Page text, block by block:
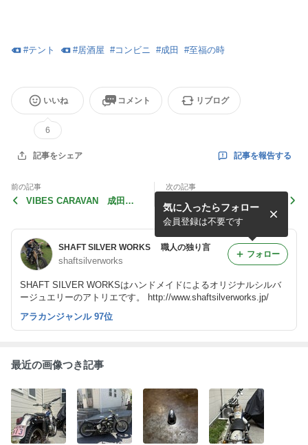
#テント #居酒屋 #コンビニ #成田 #至福の時
いいね
6
コメント リブログ
記事をシェア 記事を報告する
前の記事
VIBES CARAVAN 成田・
次の記事
VIBES CARAVAN 成田・
その１
SHAFT SILVER WORKS 職人の独り言
shaftsilverworks
SHAFT SILVER WORKSはハンドメイドによるオリジナルシルバ
ージュエリーのアトリエです。 http://www.shaftsilverworks.jp/
気に入ったらフォロー
会員登録は不要です
フォロー
アラカンジャンル 97位
最近の画像つき記事